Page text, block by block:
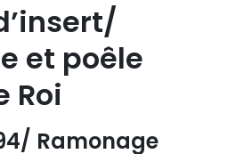
et poêle
Roi
Ramonage